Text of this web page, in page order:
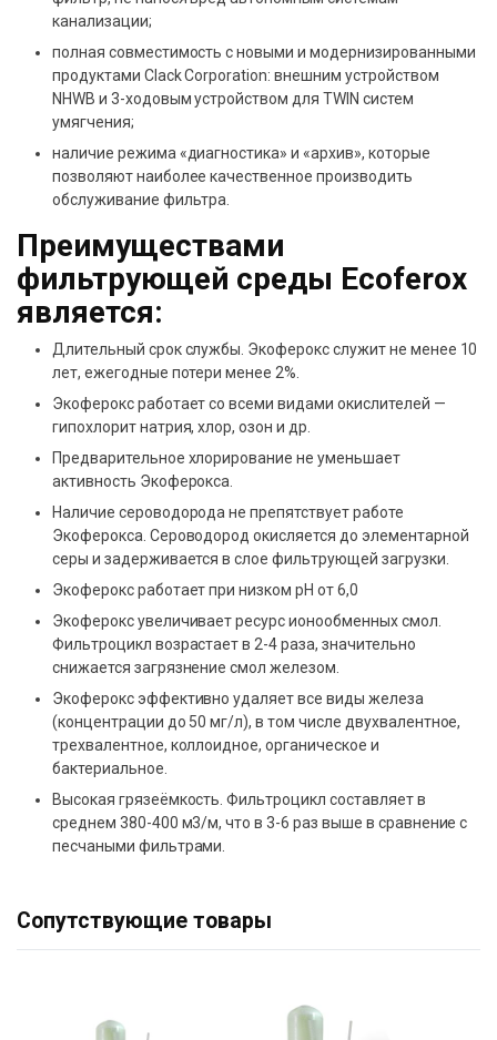
канализации;
полная совместимость с новыми и модернизированными
продуктами Clack Corporation: внешним устройством
NHWB и 3-ходовым устройством для TWIN систем
умягчения;
наличие режима «диагностика» и «архив», которые
позволяют наиболее качественное производить
обслуживание фильтра.
Преимуществами
фильтрующей среды Ecoferox
является:
Длительный срок службы. Экоферокс служит не менее 10
лет, ежегодные потери менее 2%.
Экоферокс работает со всеми видами окислителей —
гипохлорит натрия, хлор, озон и др.
Предварительное хлорирование не уменьшает
активность Экоферокса.
Наличие сероводорода не препятствует работе
Экоферокса. Сероводород окисляется до элементарной
серы и задерживается в слое фильтрующей загрузки.
Экоферокс работает при низком рН от 6,0
Экоферокс увеличивает ресурс ионообменных смол.
Фильтроцикл возрастает в 2-4 раза, значительно
снижается загрязнение смол железом.
Экоферокс эффективно удаляет все виды железа
(концентрации до 50 мг/л), в том числе двухвалентное,
трехвалентное, коллоидное, органическое и
бактериальное.
Высокая грязеёмкость. Фильтроцикл составляет в
среднем 380-400 м3/м, что в 3-6 раз выше в сравнение с
песчаными фильтрами.
Сопутствующие товары